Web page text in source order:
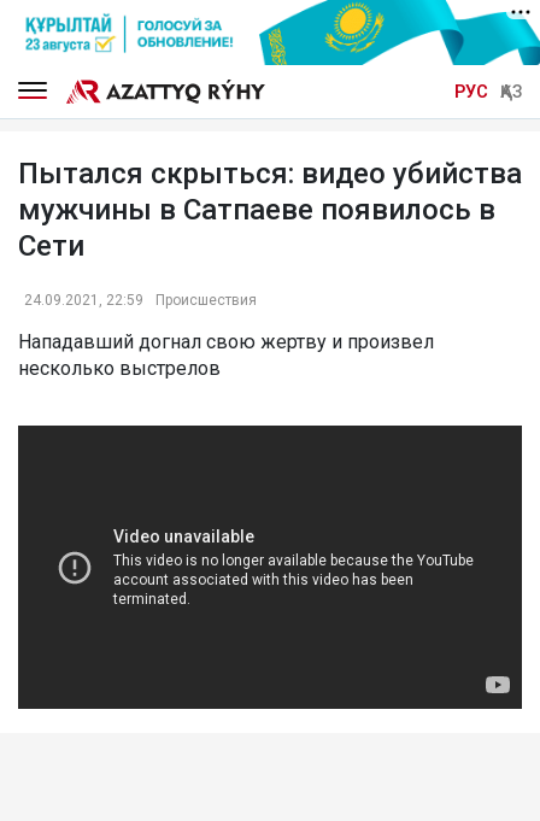
РУС ҚАЗ
Пытался скрыться: видео убийства
мужчины в Сатпаеве появилось в
Сети
24.09.2021, 22:59 Происшествия
Нападавший догнал свою жертву и произвел
несколько выстрелов